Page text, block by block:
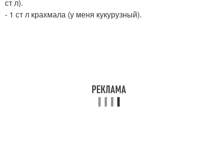
ст л).
- 1 ст л крахмала (у меня кукурузный).